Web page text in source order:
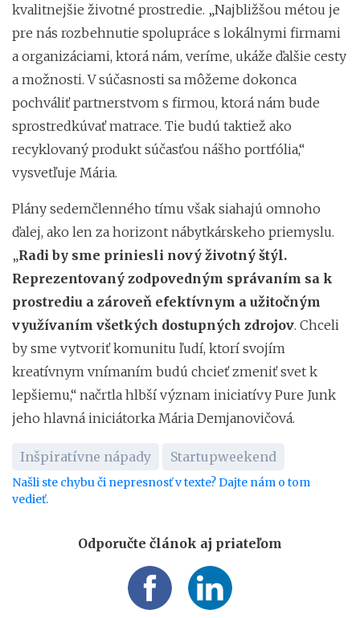
kvalitnejšie životné prostredie. „Najbližšou métou je
pre nás rozbehnutie spolupráce s lokálnymi firmami
a organizáciami, ktorá nám, veríme, ukáže ďalšie cesty
a možnosti. V súčasnosti sa môžeme dokonca
pochváliť partnerstvom s firmou, ktorá nám bude
sprostredkúvať matrace. Tie budú taktiež ako
recyklovaný produkt súčasťou nášho portfólia,“
vysvetľuje Mária.
Plány sedemčlenného tímu však siahajú omnoho
ďalej, ako len za horizont nábytkárskeho priemyslu.
„Radi by sme priniesli nový životný štýl.
Reprezentovaný zodpovedným správaním sa k
prostrediu a zároveň efektívnym a užitočným
využívaním všetkých dostupných zdrojov. Chceli
by sme vytvoriť komunitu ľudí, ktorí svojím
kreatívnym vnímaním budú chcieť zmeniť svet k
lepšiemu,“ načrtla hlbší význam iniciatívy Pure Junk
jeho hlavná iniciátorka Mária Demjanovičová.
Inšpiratívne nápady Startupweekend
Našli ste chybu či nepresnosť v texte? Dajte nám o tom
vedieť.
Odporučte článok aj priateľom